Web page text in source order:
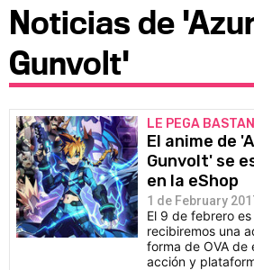
Noticias de
Gunvolt'
LE PEGA
El anime de
Gunvolt' se
en la eShop
1 de February
El 9 de febrero
recibiremos una
forma de OVA de
acción y